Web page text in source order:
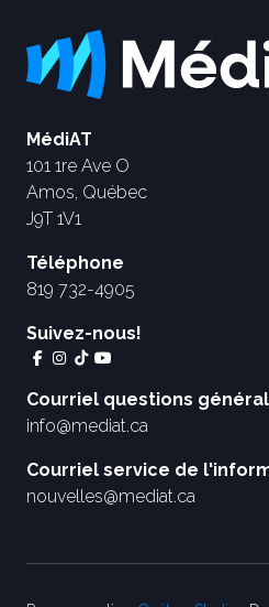
MédiAT
101 1re Ave O
Amos, Québec
J9T 1V1
Téléphone
819 732-4905
Suivez-nous!
Courriel questions
info@mediat.ca
Courriel service de
nouvelles@mediat.ca